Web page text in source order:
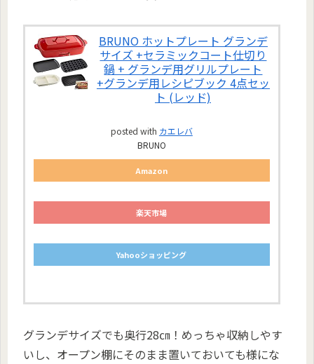
BRUNO ホットプレート グランデ
サイズ +セラミックコート仕切り
鍋 + グランデ用グリルプレート
+グランデ用レシピブック 4点セッ
ト (レッド)
posted with カエレバ
BRUNO
Amazon
楽天市場
Yahooショッピング
グランデサイズでも奥行28㎝！めっちゃ収納しやす
いし、オープン棚にそのまま置いておいても様にな